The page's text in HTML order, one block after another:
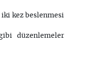
kez beslenmesi
düzenlemeler